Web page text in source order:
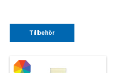
Tillbehör